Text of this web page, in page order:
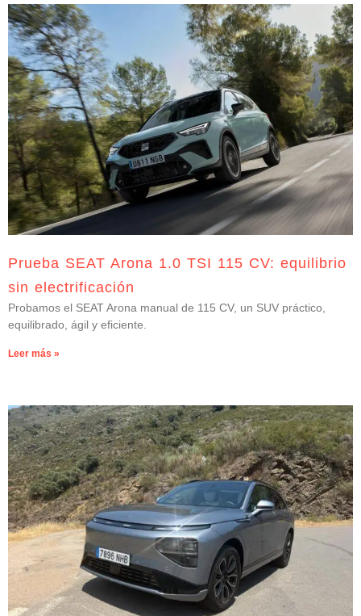
Prueba SEAT Arona 1.0 TSI 115 CV: equilibrio
sin electrificación
Probamos el SEAT Arona manual de 115 CV, un SUV práctico,
equilibrado, ágil y eficiente.
Leer más »